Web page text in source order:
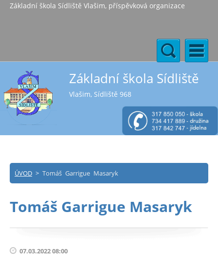
Základní škola Sídliště Vlašim, příspěvková organizace
Základní škola Sídliště
Vlašim, Sídliště 968
ÚVOD > Tomáš Garrigue Masaryk
Tomáš Garrigue Masaryk
07.03.2022 08:00